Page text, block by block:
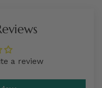
a review